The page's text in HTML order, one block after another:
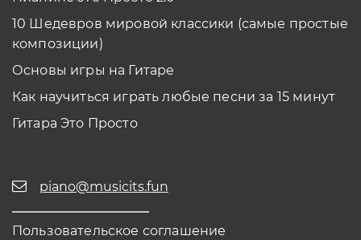
10 Шедевров мировой классики (самые простые
композиции)
Основы игры на Гитаре
Как научиться играть любые песни за 15 минут
Гитара Это Просто
piano@musicits.fun
Пользовательское соглашение